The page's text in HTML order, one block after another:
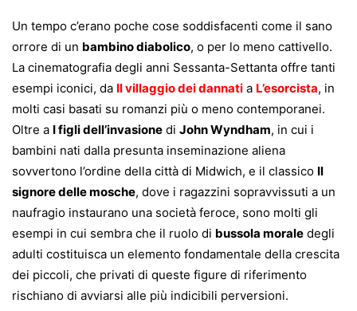
Un tempo c’erano poche cose soddisfacenti come il sano
orrore di un bambino diabolico, o per lo meno cattivello.
La cinematografia degli anni Sessanta-Settanta offre tanti
esempi iconici, da Il villaggio dei dannati a L’esorcista, in
molti casi basati su romanzi più o meno contemporanei.
Oltre a I figli dell’invasione di John Wyndham, in cui i
bambini nati dalla presunta inseminazione aliena
sovvertono l’ordine della città di Midwich, e il classico Il
signore delle mosche, dove i ragazzini sopravvissuti a un
naufragio instaurano una società feroce, sono molti gli
esempi in cui sembra che il ruolo di bussola morale degli
adulti costituisca un elemento fondamentale della crescita
dei piccoli, che privati di queste figure di riferimento
rischiano di avviarsi alle più indicibili perversioni.